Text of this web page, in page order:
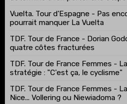
Vuelta. Tour d'Espagne - Pas
pourrait manquer La Vuelta
TDF. Tour de France - Dorian
quatre côtes fracturées
TDF. Tour de France Femmes -
stratégie : "C'est ça, le cyclisme"
TDF. Tour de France Femmes -
Nice... Vollering ou Niewiadoma ?